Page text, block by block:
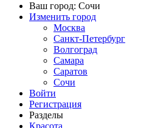
Ваш город: Сочи
Изменить город
Москва
Санкт-Петербург
Волгоград
Самара
Саратов
Сочи
Войти
Регистрация
Разделы
Красота